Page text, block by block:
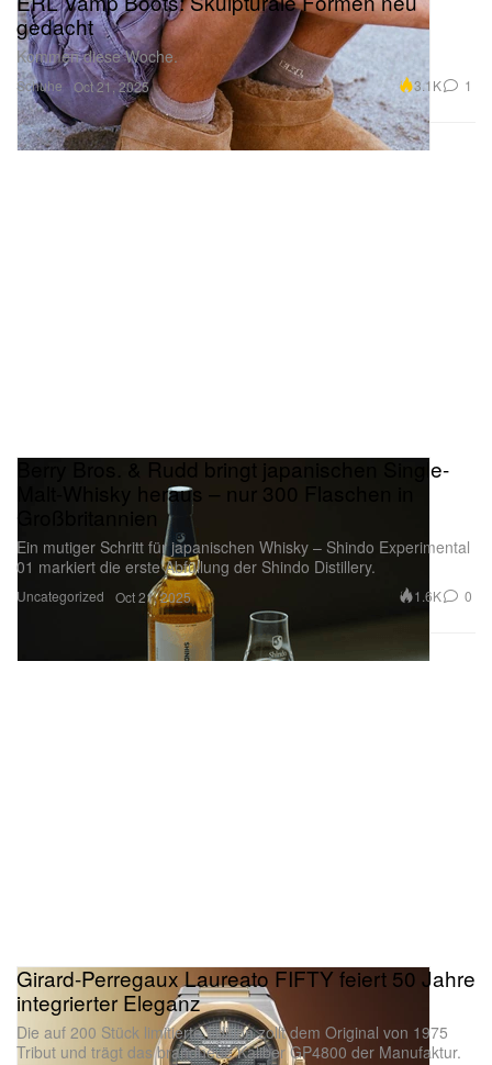
Schuhe
gedacht
Kommen diese Woche.
Oct 21, 2025 3.1K 1
Uncategorized
Berry Bros. & Rudd bringt japanischen Single-
Malt-Whisky heraus – nur 300 Flaschen in
Großbritannien
Ein mutiger Schritt für japanischen Whisky – Shindo Experimental
01 markiert die erste Abfüllung der Shindo Distillery.
Oct 21, 2025 1.6K 0
Girard-Perregaux Laureato FIFTY feiert 50 Jahre
integrierter Eleganz
Die auf 200 Stück limitierte Edition zollt dem Original von 1975
Tribut und trägt das brandneue Kaliber GP4800 der Manufaktur.